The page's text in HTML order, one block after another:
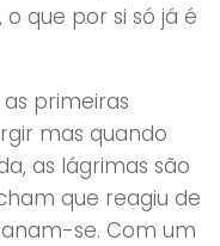
que por si só já é
primeiras
mas quando
as lágrimas são
que reagiu de
se. Com um